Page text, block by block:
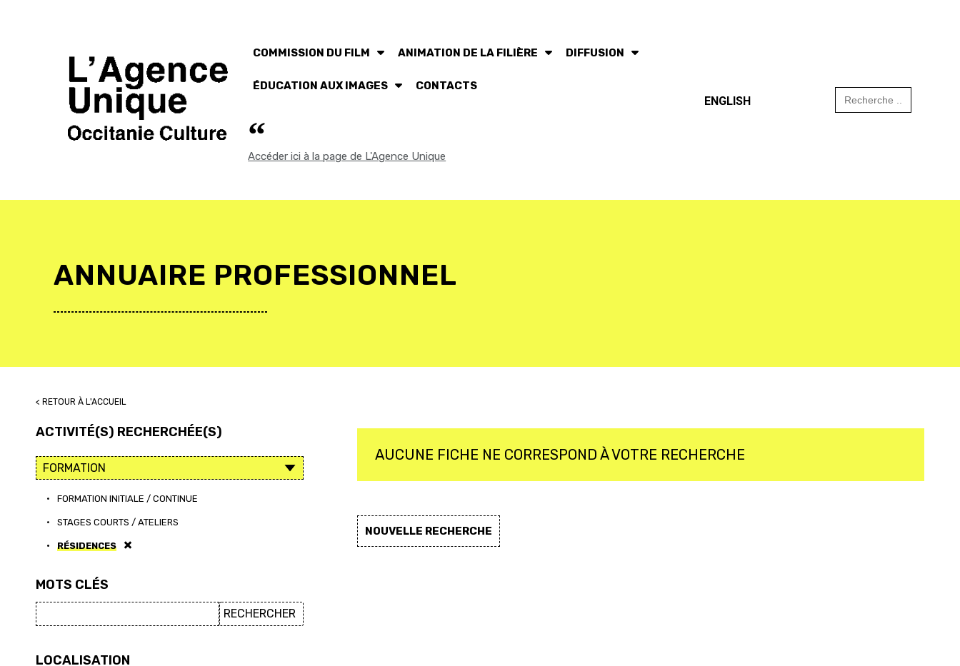
COMMISSION DU FILM ANIMATION DE LA FILIÈRE DIFFUSION
ÉDUCATION AUX IMAGES CONTACTS
Accéder ici à la page de L'Agence Unique
ENGLISH
Search
for:
ANNUAIRE PROFESSIONNEL
< RETOUR À L'ACCUEIL
ACTIVITÉ(S) RECHERCHÉE(S)
• FORMATION INITIALE / CONTINUE
• STAGES COURTS / ATELIERS
• RÉSIDENCES
MOTS CLÉS
LOCALISATION
AUCUNE FICHE NE CORRESPOND À VOTRE RECHERCHE
NOUVELLE RECHERCHE